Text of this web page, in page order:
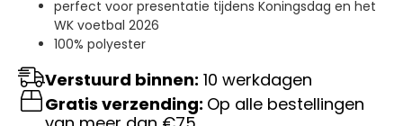
perfect voor presentatie tijdens Koningsdag en het
WK voetbal 2026
100% polyester
Verstuurd binnen: 10 werkdagen
Gratis verzending: Op alle bestellingen